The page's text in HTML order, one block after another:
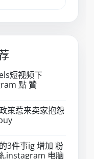
短视频下
點 贊
策惹来卖家抱怨
3件事ig 增加 粉
,instagram 电脑